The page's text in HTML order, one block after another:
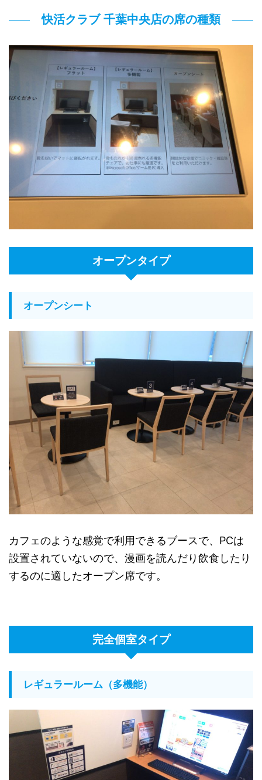
快活クラブ 千葉中央店の席の種類
オープンタイプ
オープンシート
カフェのような感覚で利用できるブースで、PCは
設置されていないので、漫画を読んだり飲食したり
するのに適したオープン席です。
完全個室タイプ
レギュラールーム（多機能）